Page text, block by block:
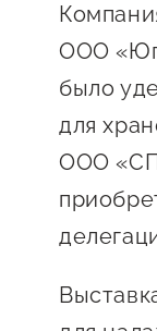
ООО
было
для
ООО